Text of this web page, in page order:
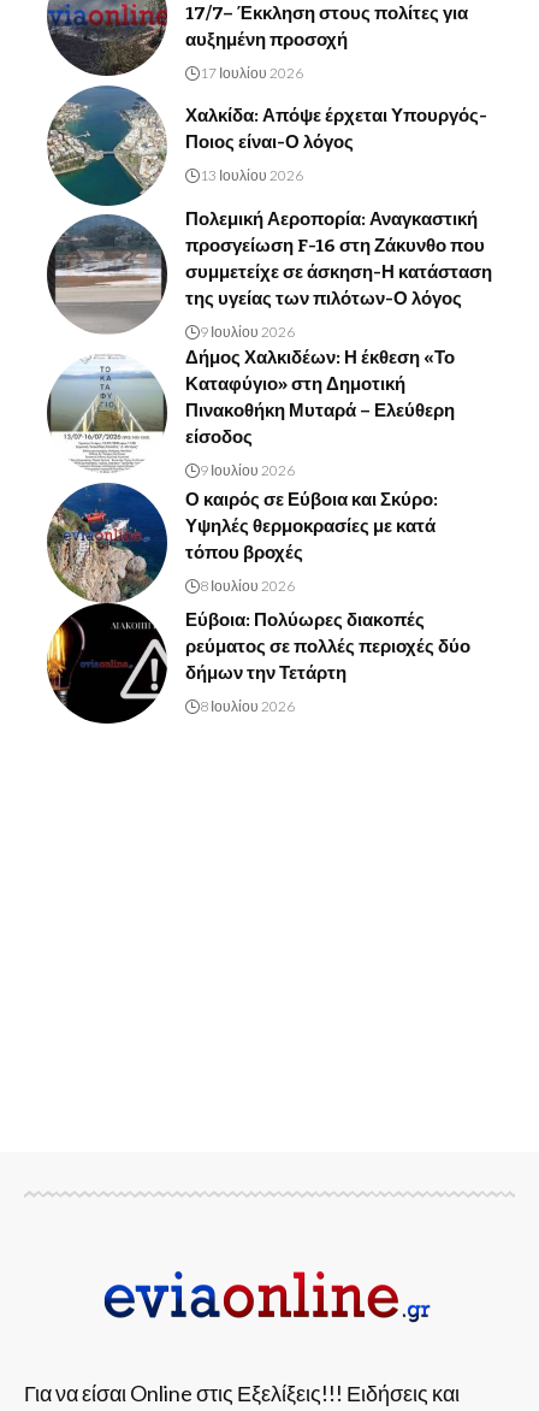
17/7– Έκκληση στους πολίτες για
αυξημένη προσοχή
17 Ιουλίου 2026
Χαλκίδα: Απόψε έρχεται Υπουργός-
Ποιος είναι-Ο λόγος
13 Ιουλίου 2026
Πολεμική Αεροπορία: Αναγκαστική
προσγείωση F-16 στη Ζάκυνθο που
συμμετείχε σε άσκηση-Η κατάσταση
της υγείας των πιλότων-Ο λόγος
9 Ιουλίου 2026
Δήμος Χαλκιδέων: Η έκθεση «Το
Καταφύγιο» στη Δημοτική
Πινακοθήκη Μυταρά – Ελεύθερη
είσοδος
9 Ιουλίου 2026
Ο καιρός σε Εύβοια και Σκύρο:
Υψηλές θερμοκρασίες με κατά
τόπου βροχές
8 Ιουλίου 2026
Εύβοια: Πολύωρες διακοπές
ρεύματος σε πολλές περιοχές δύο
δήμων την Τετάρτη
8 Ιουλίου 2026
Για να είσαι Online στις Εξελίξεις!!! Ειδήσεις και